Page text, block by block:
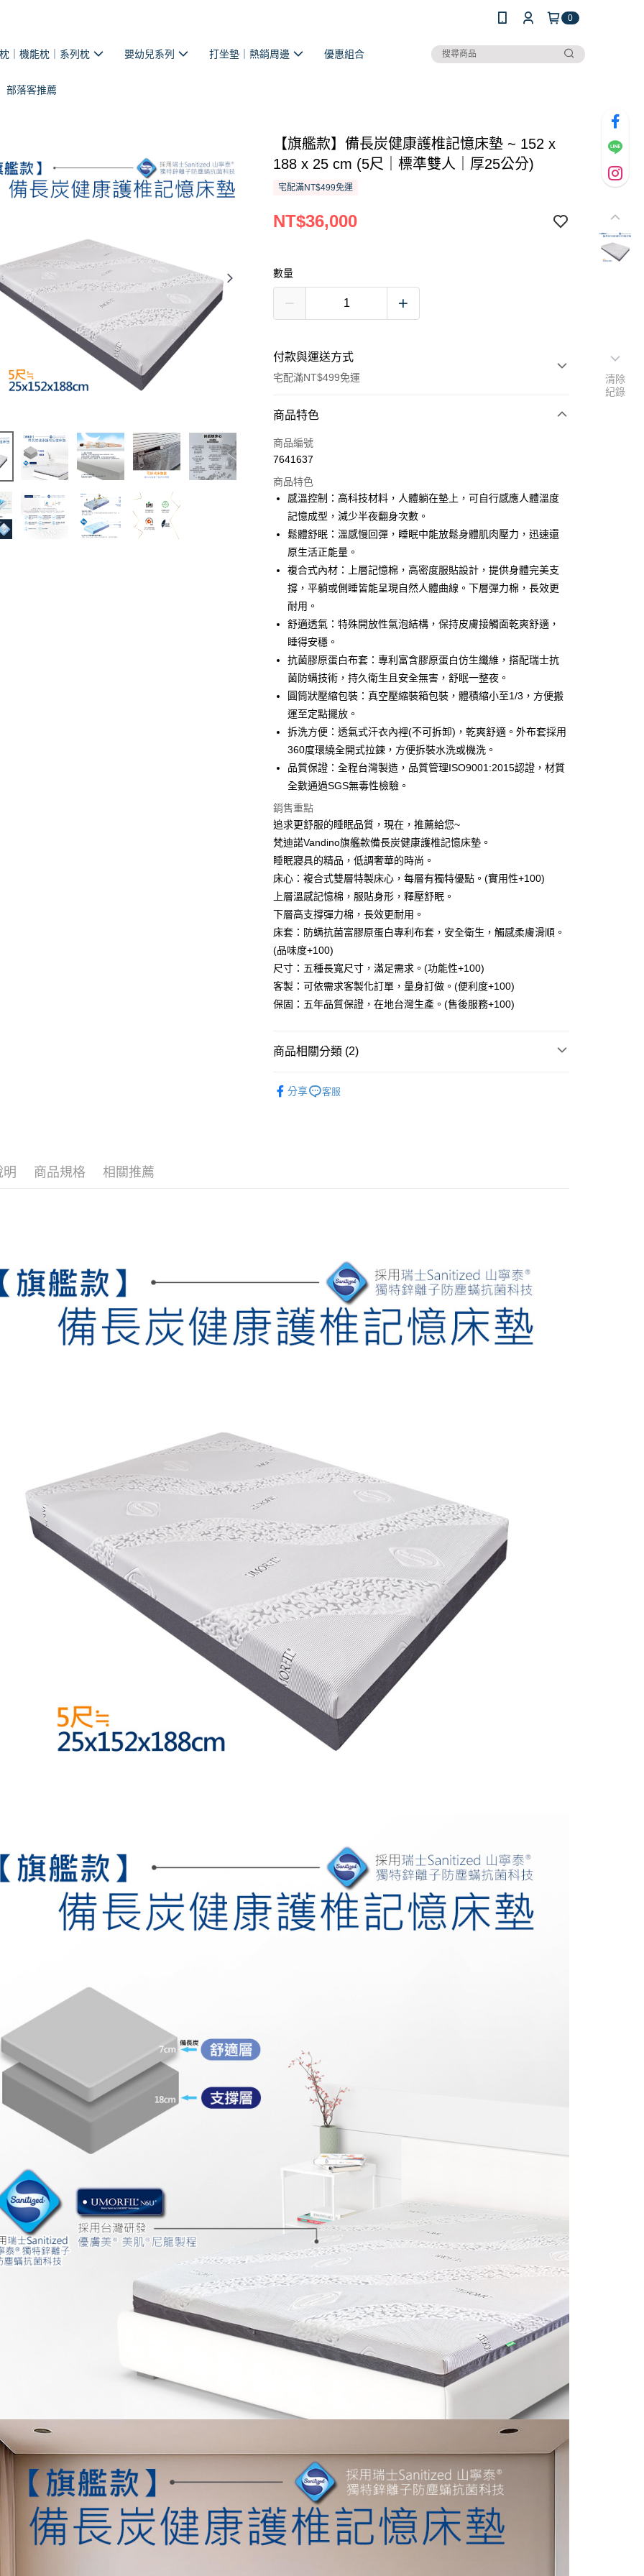
0
｜機能枕｜系列枕 嬰幼兒系列 打坐墊｜熱銷周邊 優惠組合
部落客推薦
【旗艦款】備長炭健康護椎記憶床墊 ~ 152 x
188 x 25 cm (5尺｜標準雙人｜厚25公分)
宅配滿NT$499免運
NT$36,000
數量
付款與運送方式
宅配滿NT$499免運
付款方式
信用卡一次付款
3 期 0 利率 每期NT$12,000 21家銀行
合作金庫商業銀行
華南商業銀行
彰化商業銀行
國泰世華商業銀行
臺灣中小企業銀行
台中商業銀行
匯豐（台灣）商業銀行
華泰商業銀行
聯邦商業銀行
元大商業銀行
永豐商業銀行
台新國際商業銀行
台灣樂天信用卡公司
6 期 0 利率 每期NT$6,000
合作金庫商業銀行
第一商業銀行
華南商業銀行
上海商業儲蓄銀行
台北富邦商業銀行
臺灣中小企業銀行
台中商業銀行
匯豐（台灣）商業銀行
聯邦商業銀行
遠東國際商業銀行
元大商業銀行
玉山商業銀行
星展（台灣）商業銀行
台灣樂天信用卡公司
LINE Pay
Apple Pay
街口支付
悠遊付
Google Pay
全盈+PAY
AFTEE先享後付
相關說明
【關於「AFTEE先享後付」】
便利好安心！
１．簡單：不需註冊會員、不需綁卡、不需儲值。
２．便利：只要手機號碼，簡訊認證，即可結帳。
３．安心：先確認商品／服務後，再付款。
【「AFTEE先享後付」結帳流程】
１．於結帳方式選擇「AFTEE先享後付」後，將跳轉至「AFTEE先享後
付」結帳頁面，進行簡訊認證並確認金額後，即可完成結帳。
２．訂單成立數日內，您將收到繳費通知簡訊。
３．收到繳費通知簡訊後14天內，點擊此簡訊中的連結，可透過四大超商
／ATM／網路銀行／等多元方式進行付款，方視為交易完成。
※ 請注意：結帳手續完成當下不需立刻繳費，但若您需要取消訂單，請聯
絡購買商品的店家。未經商家同意取消之訂單仍視為有效，需透過AFTEE
※ 交易是否成功請以「AFTEE先享後付 」之結帳頁面顯示為準，若有關於
是否繳費成功／繳費後需取消欲退款等相關疑問，請聯繫「AFTEE先享後
付客戶支援中心」https://netprotections.freshdesk.com/support/home
【注意事項】
１．透過由恩沛科技股份有限公司提供之「AFTEE先享後付」服務完成之
https://aftee.tw/terms/#terms3
任。
ATM付款
運送方式
宅配
每筆NT$100，滿NT$499(含以上)免運費
商品特色
商品編號
7641637
商品特色
感溫控制：高科技材料，人體躺在墊上，可自行感應人體溫度
記憶成型，減少半夜翻身次數。
鬆體舒眠：溫感慢回彈，睡眠中能放鬆身體肌肉壓力，迅速還
原生活正能量。
複合式內材：上層記憶棉，高密度服貼設計，提供身體完美支
撐，平躺或側睡皆能呈現自然人體曲線。下層彈力棉，長效更
耐用。
舒適透氣：特殊開放性氣泡結構，保持皮膚接觸面乾爽舒適，
睡得安穩。
抗菌膠原蛋白布套：專利富含膠原蛋白仿生纖維，搭配瑞士抗
菌防螨技術，持久衛生且安全無害，舒眠一整夜。
圓筒狀壓縮包裝：真空壓縮裝箱包裝，體積縮小至1/3，方便搬
運至定點擺放。
拆洗方便：透氣式汗衣內裡(不可拆卸)，乾爽舒適。外布套採用
360度環繞全開式拉鍊，方便拆裝水洗或機洗。
品質保證：全程台灣製造，品質管理ISO9001:2015認證，材質
全數通過SGS無毒性檢驗。
銷售重點
追求更舒服的睡眠品質，現在，推薦給您~
梵迪諾Vandino旗艦款備長炭健康護椎記憶床墊。
睡眠寢具的精品，低調奢華的時尚。
床心：複合式雙層特製床心，每層有獨特優點。(實用性+100)
上層溫感記憶棉，服貼身形，釋壓舒眠。
下層高支撐彈力棉，長效更耐用。
床套：防螨抗菌富膠原蛋白專利布套，安全衛生，觸感柔膚滑順。
(品味度+100)
尺寸：五種長寬尺寸，滿足需求。(功能性+100)
客製：可依需求客製化訂單，量身訂做。(便利度+100)
保固：五年品質保證，在地台灣生產。(售後服務+100)
商品相關分類 (2)
分享 客服
明 商品規格 相關推薦
清除
紀錄